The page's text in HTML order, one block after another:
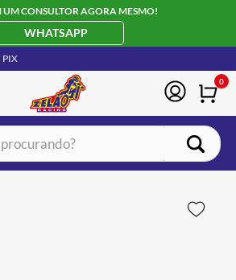
UM CONSULTOR AGORA MESMO!
WHATSAPP
PIX
0